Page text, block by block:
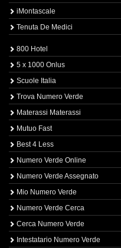
iMontascale
Tenuta De Medici
800 Hotel
5 x 1000 Onlus
Scuole Italia
Trova Numero Verde
Materassi Materassi
Mutuo Fast
Best 4 Less
Numero Verde Online
Numero Verde Assegnato
Mio Numero Verde
Numero Verde Cerca
Cerca Numero Verde
Intestatario Numero Verde